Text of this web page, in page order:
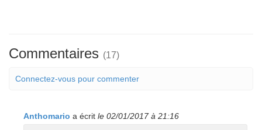
Commentaires (17)
Connectez-vous pour commenter
Anthomario a écrit le 02/01/2017 à 21:16